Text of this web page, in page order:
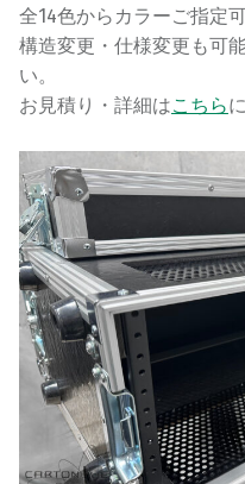
全14色からカラーご指定可
構造変更・仕様変更も可
い。
お見積り・詳細はこちら